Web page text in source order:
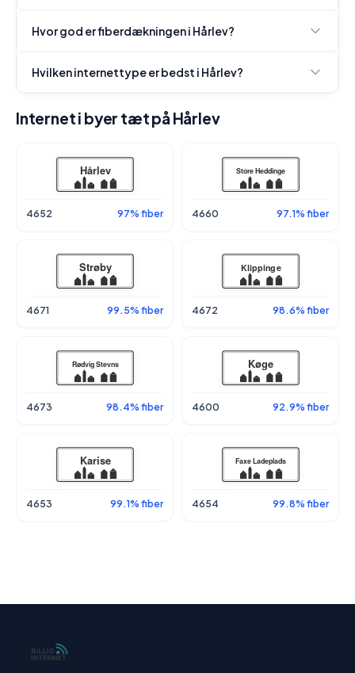
Hvor god er fiberdækningen i Hårlev?
Hvilken internettype er bedst i Hårlev?
Internet i byer tæt på Hårlev
4652 97% fiber 4660 97.1% fiber
4671 99.5% fiber 4672 98.6% fiber
4673 98.4% fiber 4600 92.9% fiber
4653 99.1% fiber 4654 99.8% fiber